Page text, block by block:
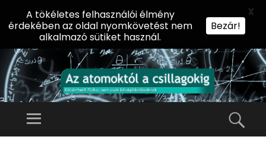
AZ
Előadássorozat
Menü
A tökéletes felhasználói élmény
érdekében az oldal nyomkövetést nem
alkalmazó sütiket használ.
Bezár!
X